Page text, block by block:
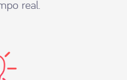
real.